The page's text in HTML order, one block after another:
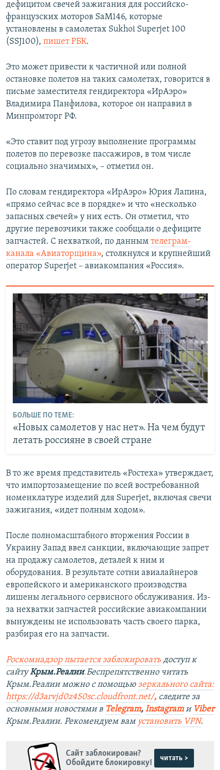
дефицитом свечей зажигания для российско-
французских моторов SaM146, которые
установлены в самолетах Sukhoi Superjet 100
(SSJ100), пишет РБК.
Это может привести к частичной или полной
остановке полетов на таких самолетах, говорится в
письме заместителя гендиректора «ИрАэро»
Владимира Панфилова, которое он направил в
Минпромторг РФ.
«Это ставит под угрозу выполнение программы
полетов по перевозке пассажиров, в том числе
социально значимых», – отметил он.
По словам гендиректора «ИрАэро» Юрия Лапина,
«прямо сейчас все в порядке» и что «несколько
запасных свечей» у них есть. Он отметил, что
другие перевозчики также сообщали о дефиците
запчастей. С нехваткой, по данным телеграм-
канала «Авиаторщина», столкнулся и крупнейший
оператор Superjet – авиакомпания «Россия».
БОЛЬШЕ ПО ТЕМЕ:
«Новых самолетов у нас нет». На чем будут
летать россияне в своей стране
В то же время представитель «Ростеха» утверждает,
что импортозамещение по всей востребованной
номенклатуре изделий для Superjet, включая свечи
зажигания, «идет полным ходом».
После полномасштабного вторжения России в
Украину Запад ввел санкции, включающие запрет
на продажу самолетов, деталей к ним и
оборудования. В результате сотни авиалайнеров
европейского и американского производства
лишены легального сервисного обслуживания. Из-
за нехватки запчастей российские авиакомпании
вынуждены не использовать часть своего парка,
разбирая его на запчасти.
Роскомнадзор пытается заблокировать доступ к
сайтуКрым.Реалии.Беспрепятственно читать
Крым.Реалии можно с помощью зеркального сайта:
https://d3arvjd0z450sc.cloudfront.net/, следите за
основными новостями в Telegram, Instagramи Viber
Крым.Реалии. Рекомендуем вам установить VPN.
Сайт заблокирован?
Обойдите блокировку!
читать >